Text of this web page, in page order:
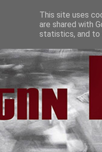
This site uses
are shared with
statistics, and to